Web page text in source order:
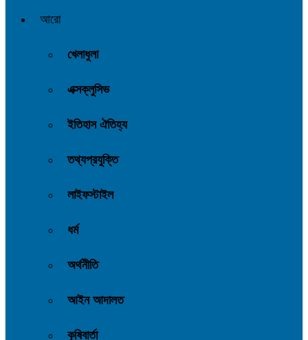
আরো
খেলাধুলা
এক্সক্লুসিভ
ইতিহাস ঐতিহ্য
তথ্যপ্রযুক্তি
লাইফস্টাইল
ধর্ম
অর্থনীতি
আইন আদালত
কৃষিবার্তা